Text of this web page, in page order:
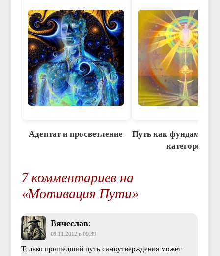
Адептат и просветление
Путь как
категория
7 комментариев на
«Мотивация Пути»
Вячеслав:
09.11.2012 в 09:39
Только прошедший путь самоутверждения может